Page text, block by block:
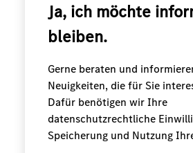
Ja, ich möchte
bleiben.
Gerne beraten und
Neuigkeiten, die für Sie
Dafür benötigen wir Ihre
datenschutzrechtliche
Speicherung und Nutzung